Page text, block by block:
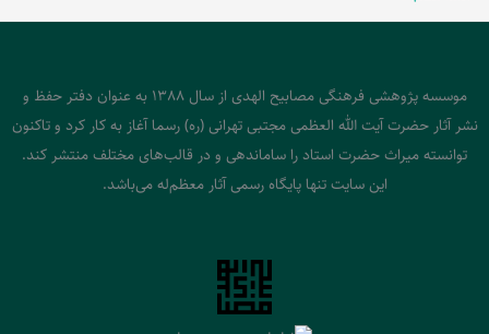
موسسه پژوهشی فرهنگی مصابیح الهدی از سال 1388 به عنوان دفتر حفظ و
نشر آثار حضرت آیت الله العظمی مجتبی تهرانی (ره) رسما آغاز به کار کرد و تاکنون
توانسته میراث حضرت استاد را ساماندهی و در قالب‌های مختلف منتشر کند.
این سایت تنها پایگاه رسمی آثار معظم‌له می‌باشد.